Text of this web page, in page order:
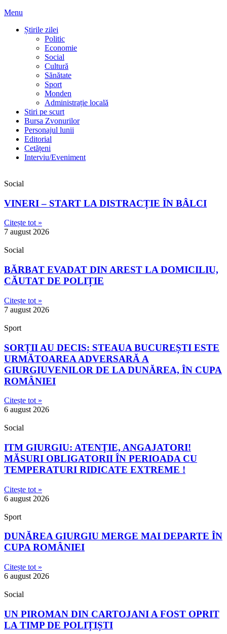
Menu
Știrile zilei
Politic
Economie
Social
Cultură
Sănătate
Sport
Monden
Administrație locală
Stiri pe scurt
Bursa Zvonurilor
Personajul lunii
Editorial
Cetățeni
Interviu/Eveniment
Social
VINERI – START LA DISTRACȚIE ÎN BÂLCI
Citește tot »
7 august 2026
Social
BĂRBAT EVADAT DIN AREST LA DOMICILIU,
CĂUTAT DE POLIȚIE
Citește tot »
7 august 2026
Sport
SORȚII AU DECIS: STEAUA BUCUREȘTI ESTE
URMĂTOAREA ADVERSARĂ A
GIURGIUVENILOR DE LA DUNĂREA, ÎN CUPA
ROMÂNIEI
Citește tot »
6 august 2026
Social
ITM GIURGIU: ATENŢIE, ANGAJATORI!
MĂSURI OBLIGATORII ÎN PERIOADA CU
TEMPERATURI RIDICATE EXTREME !
Citește tot »
6 august 2026
Sport
DUNĂREA GIURGIU MERGE MAI DEPARTE ÎN
CUPA ROMÂNIEI
Citește tot »
6 august 2026
Social
UN PIROMAN DIN CARTOJANI A FOST OPRIT
LA TIMP DE POLIȚIȘTI